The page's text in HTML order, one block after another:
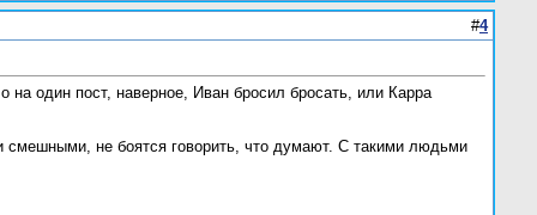
#4
один пост, наверное, Иван бросил бросать, или Карра
не боятся говорить, что думают. С такими людьми